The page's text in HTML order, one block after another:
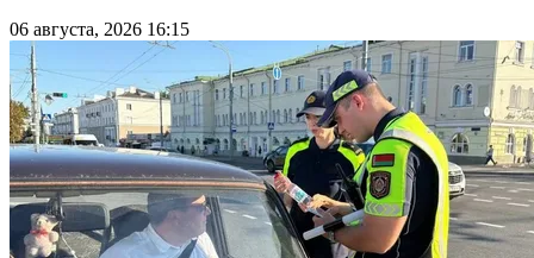
06 августа, 2026 16:15